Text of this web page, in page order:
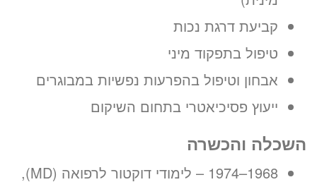
קביעת דרגת נכות
טיפול בתפקוד מיני
אבחון וטיפול בהפרעות נפשיות במבוגרים
ייעוץ פסיכיאטרי בתחום השיקום
השכלה והכשרה
1968–1974 – לימודי דוקטור לרפואה (MD),